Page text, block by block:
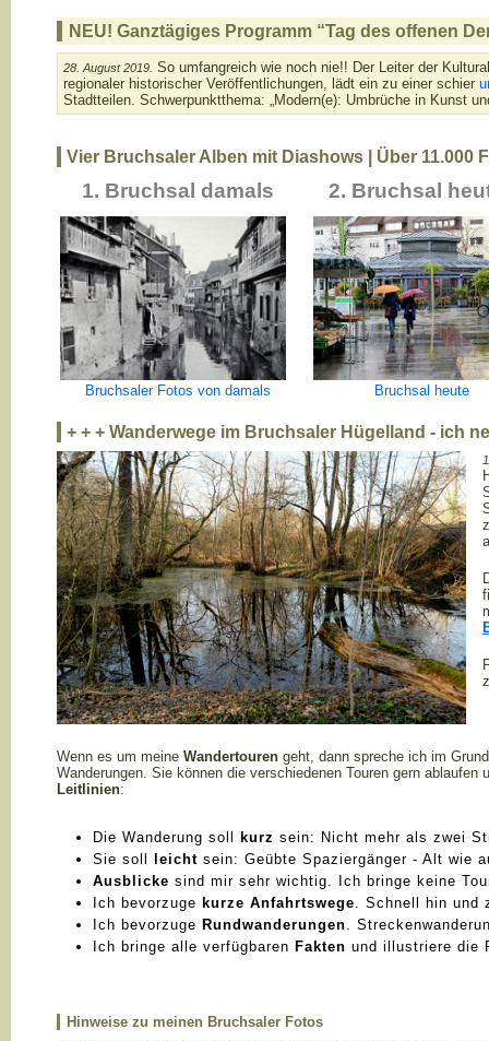
NEU! Ganztägiges Programm “Tag des offenen
28. August 2019. So umfangreich wie noch nie!! Der Leiter der
regionaler historischer Veröffentlichungen, lädt ein zu einer schier
Stadtteilen. Schwerpunktthema: „Modern(e): Umbrüche in Kunst
Vier Bruchsaler Alben mit Diashows | Über 11.000
1. Bruchsal damals 2. Bruchsal
Bruchsaler Fotos von damals Bruchsal heute
+ + + Wanderwege im Bruchsaler Hügelland - ich
Wenn es um meine Wandertouren geht, dann spreche ich im
Wanderungen. Sie können die verschiedenen Touren gern
Leitlinien:
Die Wanderung soll kurz sein: Nicht mehr als zwei
Sie soll
leicht sein: Geübte Spaziergänger - Alt wie
Ausblicke sind mir sehr wichtig. Ich bringe keine
Ich bevorzuge kurze Anfahrtswege. Schnell hin und
Ich bevorzuge Rundwanderungen.
Ich bringe alle verfügbaren Fakten und illustriere die
Hinweise zu meinen Bruchsaler Fotos